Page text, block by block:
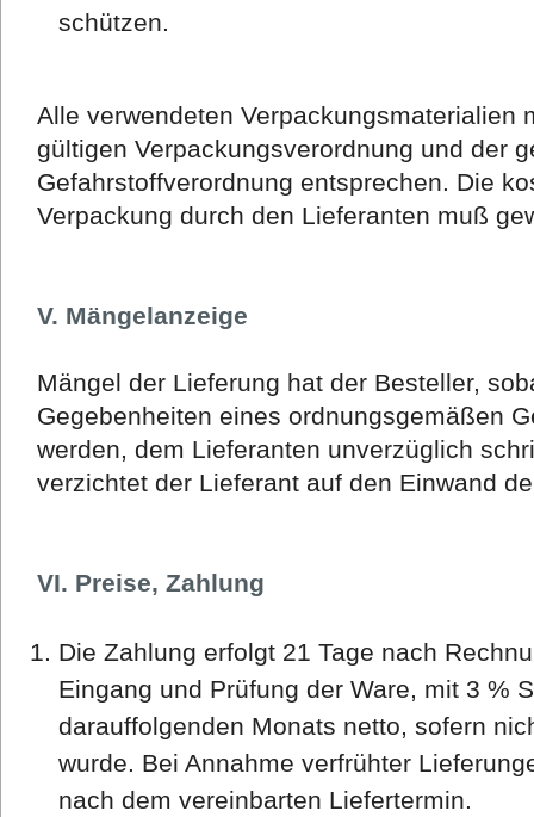
schützen.
Alle verwendeten Verpackungsmaterialien
gültigen Verpackungsverordnung und der
Gefahrstoffverordnung entsprechen. Die
Verpackung durch den Lieferanten muß
V. Mängelanzeige
Mängel der Lieferung hat der Besteller,
Gegebenheiten eines ordnungsgemäßen
werden, dem Lieferanten unverzüglich
verzichtet der Lieferant auf den Einwand
VI. Preise, Zahlung
Die Zahlung erfolgt 21 Tage nach
Eingang und Prüfung der Ware, mit 3 %
darauffolgenden Monats netto, sofern
wurde. Bei Annahme verfrühter
nach dem vereinbarten Liefertermin.